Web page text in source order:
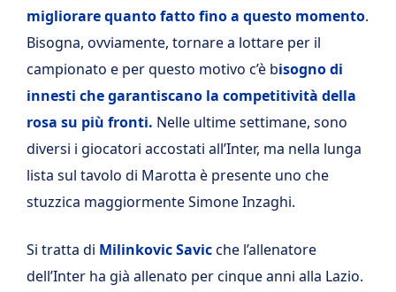
migliorare quanto fatto fino a questo momento.
Bisogna, ovviamente, tornare a lottare per il
campionato e per questo motivo c’è bisogno di
innesti che garantiscano la competitività della
rosa su più fronti. Nelle ultime settimane, sono
diversi i giocatori accostati all’Inter, ma nella lunga
lista sul tavolo di Marotta è presente uno che
stuzzica maggiormente Simone Inzaghi.
Si tratta di Milinkovic Savicche l’allenatore
dell’Inter ha già allenato per cinque anni alla Lazio.